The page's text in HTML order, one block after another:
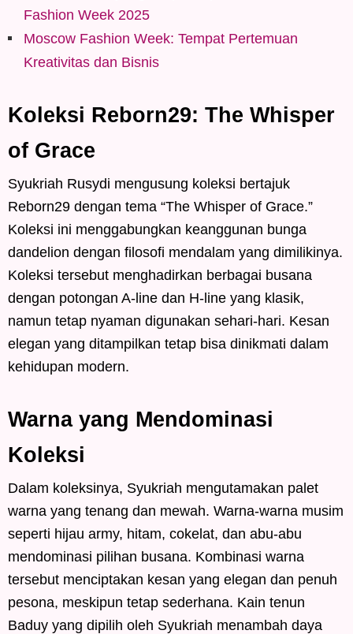
Fashion Week 2025
Moscow Fashion Week: Tempat Pertemuan
Kreativitas dan Bisnis
Koleksi Reborn29: The Whisper
of Grace
Syukriah Rusydi mengusung koleksi bertajuk
Reborn29 dengan tema “The Whisper of Grace.”
Koleksi ini menggabungkan keanggunan bunga
dandelion dengan filosofi mendalam yang dimilikinya.
Koleksi tersebut menghadirkan berbagai busana
dengan potongan A-line dan H-line yang klasik,
namun tetap nyaman digunakan sehari-hari. Kesan
elegan yang ditampilkan tetap bisa dinikmati dalam
kehidupan modern.
Warna yang Mendominasi
Koleksi
Dalam koleksinya, Syukriah mengutamakan palet
warna yang tenang dan mewah. Warna-warna musim
seperti hijau army, hitam, cokelat, dan abu-abu
mendominasi pilihan busana. Kombinasi warna
tersebut menciptakan kesan yang elegan dan penuh
pesona, meskipun tetap sederhana. Kain tenun
Baduy yang dipilih oleh Syukriah menambah daya